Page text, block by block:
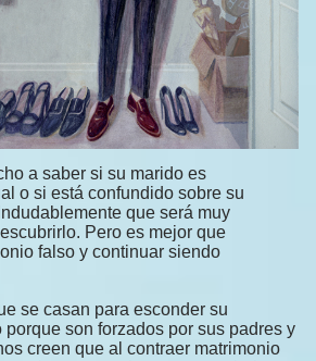
a saber si su marido es
o si está confundido sobre su
que será muy
Pero es mejor que
falso y continuar siendo
se casan para esconder su
son forzados por sus padres y
creen que al contraer matrimonio